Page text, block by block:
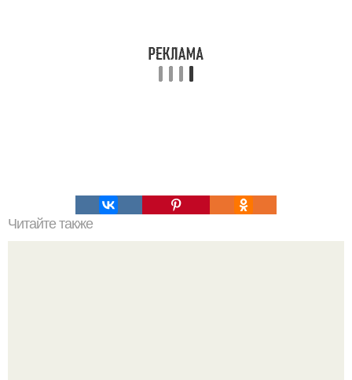
Читайте также